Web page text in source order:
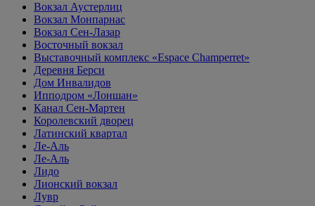
Вокзал Аустерлиц
Вокзал Монпарнас
Вокзал Сен-Лазар
Восточный вокзал
Выставочный комплекс «Espace Champerret»
Деревня Берси
Дом Инвалидов
Ипподром «Лоншан»
Канал Сен-Мартен
Королевский дворец
Латинский квартал
Ле-Аль
Ле-Аль
Лидо
Лионский вокзал
Лувр